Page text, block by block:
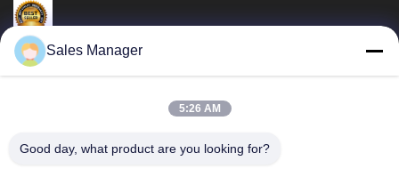
BEST PIPELINE EQUIPMENT CO.,LTD
Sales Manager
5:26 AM
Good day, what product are you looking for?